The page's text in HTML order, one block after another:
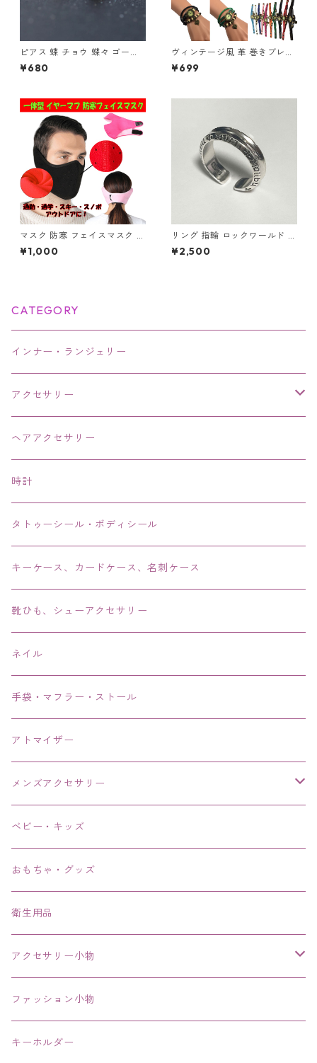
ピアス 蝶 チョウ 蝶々 ゴール
ド 小さい シンプル レディース
アクセサリー
¥680
ヴィンテージ風 革 巻きブレス
レット 腕時計 レディース チャ
ーム付き アンティーク調 ハー
¥699
マスク 防寒 フェイスマスク イ
ヤーマフ 耳カバー 一体型 洗え
る 耳当て付 フリース ボア あ
¥1,000
リング 指輪 ロックワールド パ
ンク ロック レタリング 鏡面
ユニセックス
¥2,500
CATEGORY
インナー・ランジェリー
アクセサリー
ネックレス・チョーカー
ピアス・イヤリング・鼻ピアス
リング・指輪
ブレス・バングル・ブレスレット・腕輪
アンクレット
ヘアアクセサリー
時計
タトゥーシール・ボディシール
キーケース、カードケース、名刺ケース
靴ひも、シューアクセサリー
ネイル
手袋・マフラー・ストール
アトマイザー
メンズアクセサリー
リング、指輪
ブレスレット、バングル、ブレス、腕輪
ネックレス、チョーカー
その他
ベビー・キッズ
おもちゃ・グッズ
衛生用品
アクセサリー小物
エコバッグ コンビニ
ファッション小物
キーホルダー